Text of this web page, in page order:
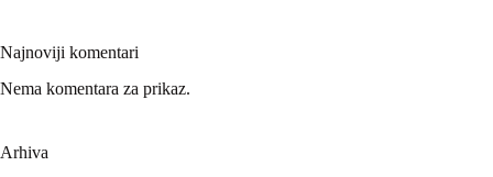
Najnoviji komentari
Nema komentara za prikaz.
Arhiva